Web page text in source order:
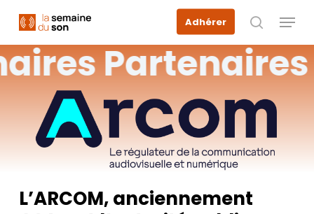
main
content
Adhérer
recherche
Menu
Partenaires
L’ARCOM, anciennement